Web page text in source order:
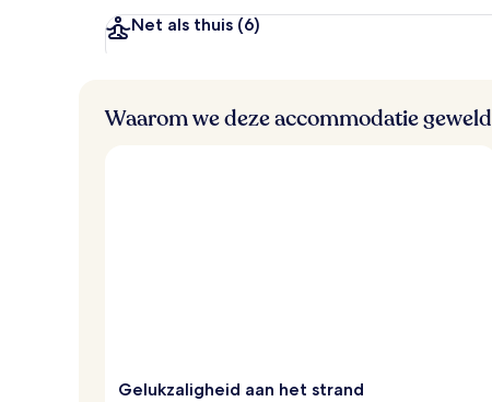
n
Net als thuis (6)
Waarom we deze accommodatie
Gelukzaligheid aan het strand